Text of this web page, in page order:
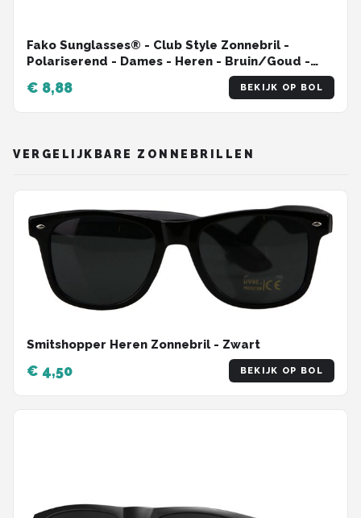
Fako Sunglasses® - Club Style Zonnebril -
Polariserend - Dames - Heren - Bruin/Goud -
€ 8,88 BEKIJK OP BOL
VERGELIJKBARE ZONNEBRILLEN
Smitshopper Heren Zonnebril - Zwart
€ 4,50 BEKIJK OP BOL